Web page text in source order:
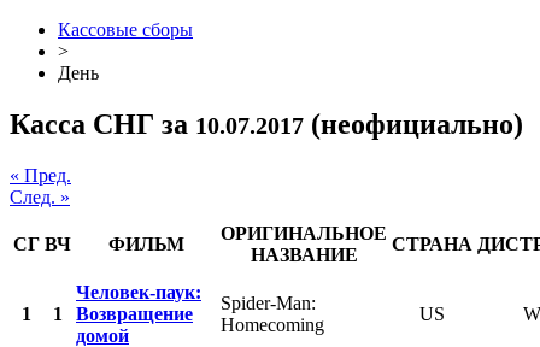
Кассовые сборы
>
День
Касса СНГ за 10.07.2017 (неофициально)
« Пред.
След. »
СГ ВЧ ФИЛЬМ
ОРИГИНАЛЬНОЕ
НАЗВАНИЕ
СТРАНА
1 1
Человек-паук:
Возвращение
домой
Spider-Man:
Homecoming
US